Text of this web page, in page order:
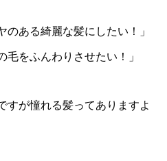
のある綺麗な髪にしたい！」
毛をふんわりさせたい！」
すが憧れる髪ってありますよ